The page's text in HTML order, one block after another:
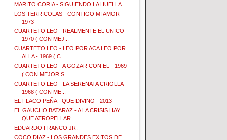
MARITO CORIA - SIGUIENDO LA HUELLA
LOS TERRICOLAS - CONTIGO MI AMOR -
1973
CUARTETO LEO - REALMENTE EL UNICO -
1970 ( CON MEJ...
CUARTETO LEO - LEO POR ACA LEO POR
ALLA - 1969 ( C...
CUARTETO LEO - A GOZAR CON EL - 1969
( CON MEJOR S...
CUARTETO LEO - LA SERENATA CRIOLLA -
1968 ( CON ME...
EL FLACO PEÑA - QUE DIVINO - 2013
EL GAUCHO BATARAZ - A LA CRISIS HAY
QUE ATROPELLAR...
EDUARDO FRANCO JR.
COCO DIAZ - LOS GRANDES EXITOS DE